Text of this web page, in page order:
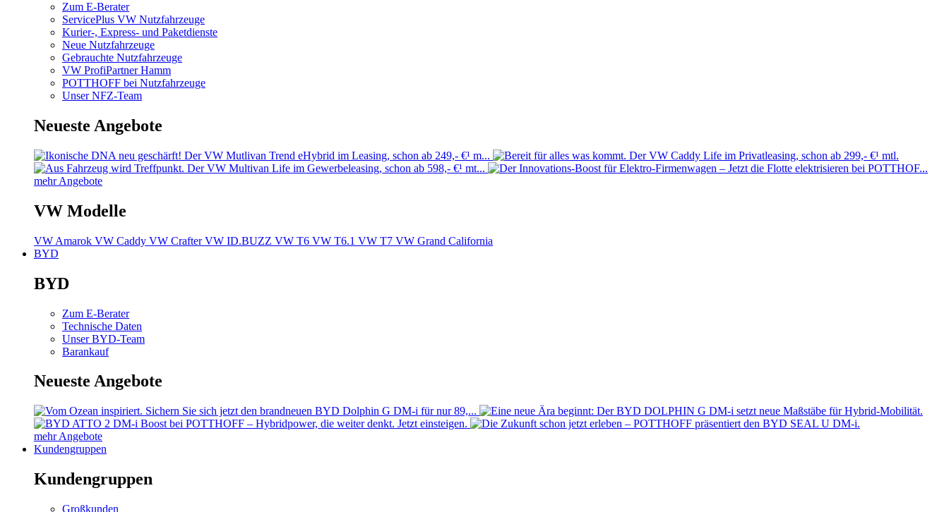
Zum E-Berater
ServicePlus VW Nutzfahrzeuge
Kurier-, Express- und Paketdienste
Neue Nutzfahrzeuge
Gebrauchte Nutzfahrzeuge
VW ProfiPartner Hamm
POTTHOFF bei Nutzfahrzeuge
Unser NFZ-Team
Neueste Angebote
mehr Angebote
VW Modelle
VW Amarok VW Caddy VW CrafterVW ID.BUZZ VW T6 VW T6.1 VW T7 VW Grand California
BYD
BYD
Zum E-Berater
Technische Daten
Unser BYD-Team
Barankauf
Neueste Angebote
mehr Angebote
Kundengruppen
Kundengruppen
Großkunden